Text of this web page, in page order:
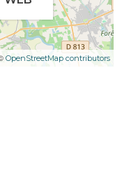
OpenStreetMap contributors